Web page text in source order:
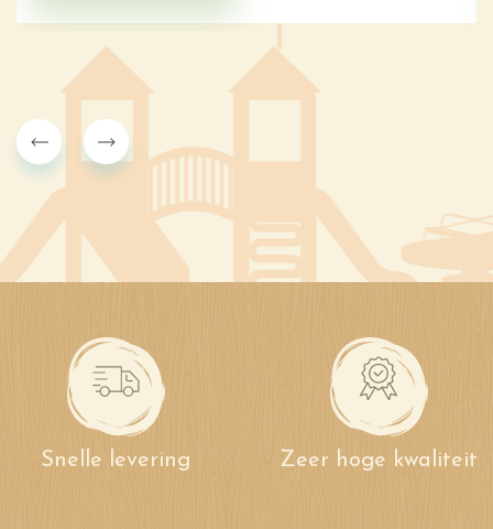
Snelle levering Zeer hoge kwaliteit